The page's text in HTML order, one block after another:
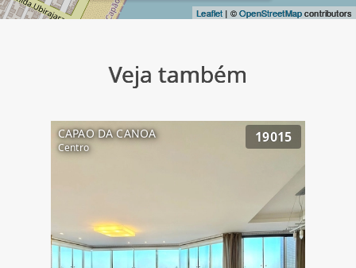
Leaflet | ©OpenStreetMapcontributors
Veja também
CAPAO DA CANOA
Centro
19015